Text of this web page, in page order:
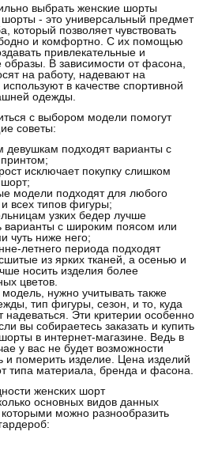
выбрать женские шорты
- это универсальный предмет
который позволяет чувствовать
и комфортно. С их помощью
привлекательные и
образы. В зависимости от фасона,
на работу, надевают на
используют в качестве спортивной
одежды.
с выбором модели помогут
советы:
девушкам подходят варианты с
исключает покупку слишком
шорт;
модели подходят для любого
и всех типов фигуры;
узких бедер лучше
варианты с широким поясом или
чуть ниже него;
летнего периода подходят
из ярких тканей, а осенью и
носить изделия более
цветов.
нужно учитывать также
тип фигуры, сезон, и то, куда
надеваться. Эти критерии особенно
вы собираетесь заказать и купить
в интернет-магазине. Ведь в
у вас не будет возможности
и померить изделие. Цена изделий
типа материала, бренда и фасона.
женских шорт
основных видов данных
можно разнообразить